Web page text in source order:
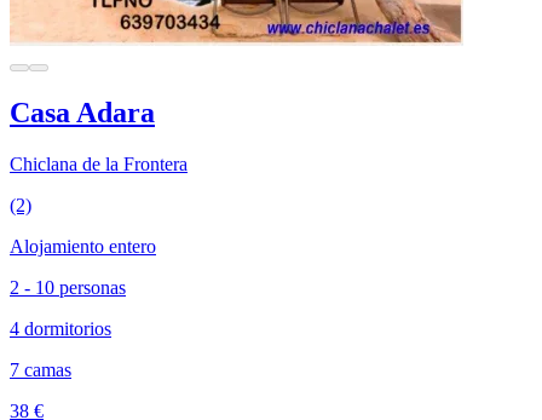
Casa Adara
Chiclana de la Frontera
(2)
Alojamiento entero
2 - 10 personas
4 dormitorios
7 camas
38 €